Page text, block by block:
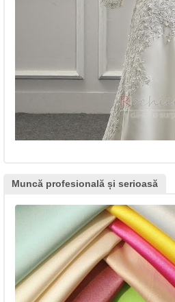
Muncă profesională și serioasă